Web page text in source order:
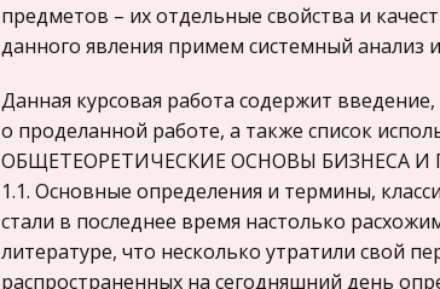
предметов – их отдельные свойства и
данного явления примем системный анализ и
Данная курсовая работа содержит
о проделанной работе, а также список
ОБЩЕТЕОРЕТИЧЕСКИЕ ОСНОВЫ БИЗНЕСА
1.1. Основные определения и термины,
стали в последнее время настолько
литературе, что несколько утратили свой
распространенных на сегодняшний день